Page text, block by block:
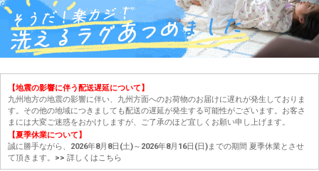
【地震の影響に伴う配送遅延について】
九州地方の地震の影響に伴い、九州方面へのお荷物のお届けに遅れが発生しておりま
す。その他の地域につきましても配送の遅延が発生する可能性がございます。お客さ
まには大変ご迷惑をおかけしますが、ご了承のほど宜しくお願い申し上げます。
【夏季休業について】
誠に勝手ながら、2026年8月8日(土)～2026年8月16日(日)までの期間 夏季休業とさせ
て頂きます。 >> 詳しくはこちら